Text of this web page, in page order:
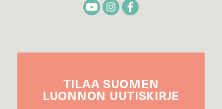
TILAA SUOMEN
LUONNON UUTIS­KIRJE